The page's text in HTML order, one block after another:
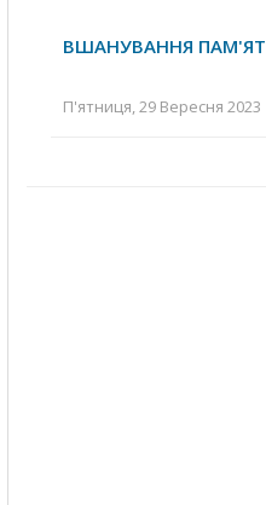
ВШАНУВАННЯ
П'ятниця, 29 Вересня